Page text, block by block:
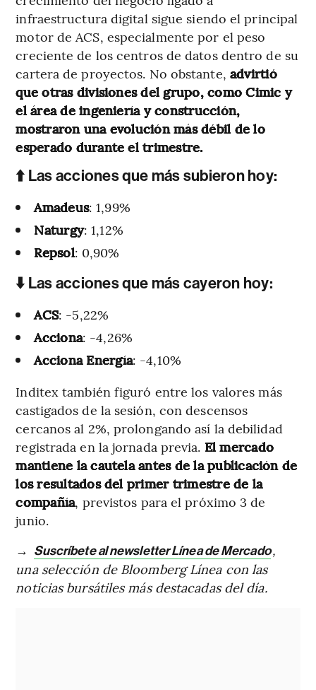
infraestructura digital sigue siendo el principal
motor de ACS, especialmente por el peso
creciente de los centros de datos dentro de su
cartera de proyectos. No obstante, advirtió
que otras divisiones del grupo, como Cimic y
el área de ingeniería y construcción,
mostraron una evolución más débil de lo
esperado durante el trimestre.
⬆️ Las acciones que más subieron hoy:
Amadeus: 1,99%
Naturgy: 1,12%
Repsol: 0,90%
⬇️ Las acciones que más cayeron hoy:
ACS: -5,22%
Acciona: -4,26%
Acciona Energía: -4,10%
Inditex también figuró entre los valores más
castigados de la sesión, con descensos
cercanos al 2%, prolongando así la debilidad
registrada en la jornada previa. El mercado
mantiene la cautela antes de la publicación de
los resultados del primer trimestre de la
compañía, previstos para el próximo 3 de
junio.
→ Suscríbete al newsletter Línea de Mercado,
una selección de Bloomberg Línea con las
noticias bursátiles más destacadas del día.